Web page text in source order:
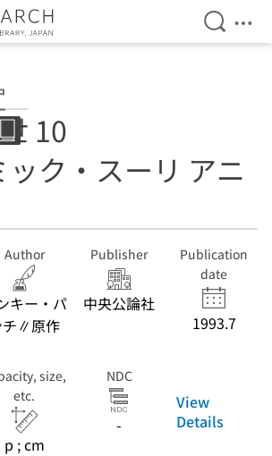
Open
10
ク・スーリ アニ
Author
キー・パ
チ∥原作
Publisher
中央公論社
Publication
date
1993.7
size,
etc.
p ; cm
NDC
-
View
Details